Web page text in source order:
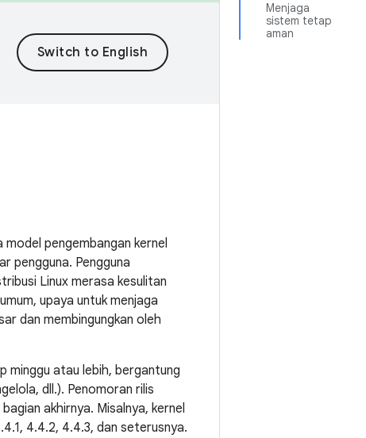
Menjaga
sistem tetap
aman
pengembangan kernel
pengguna. Pengguna
Linux merasa kesulitan
upaya untuk menjaga
dan membingungkan oleh
minggu atau lebih, bergantung
dll.). Penomoran rilis
akhirnya. Misalnya, kernel
4.4.2, 4.4.3, dan seterusnya.